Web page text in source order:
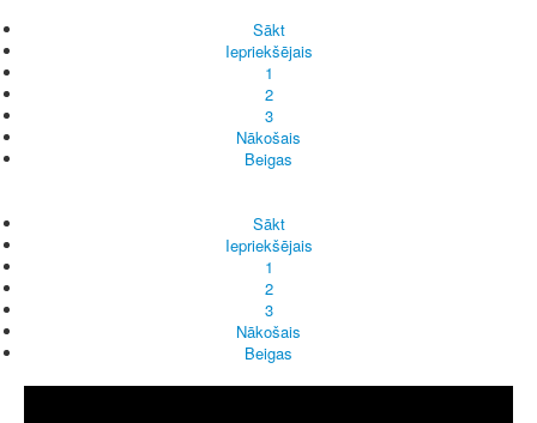
Sākt
Iepriekšējais
1
2
3
Nākošais
Beigas
Sākt
Iepriekšējais
1
2
3
Nākošais
Beigas